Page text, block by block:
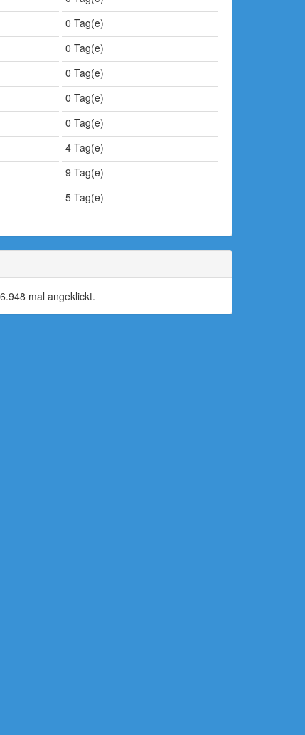
0 Tag(e)
0 Tag(e)
0 Tag(e)
0 Tag(e)
0 Tag(e)
4 Tag(e)
9 Tag(e)
5 Tag(e)
mal angeklickt.